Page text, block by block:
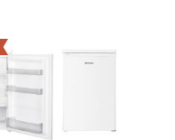
лв.).
лв.).